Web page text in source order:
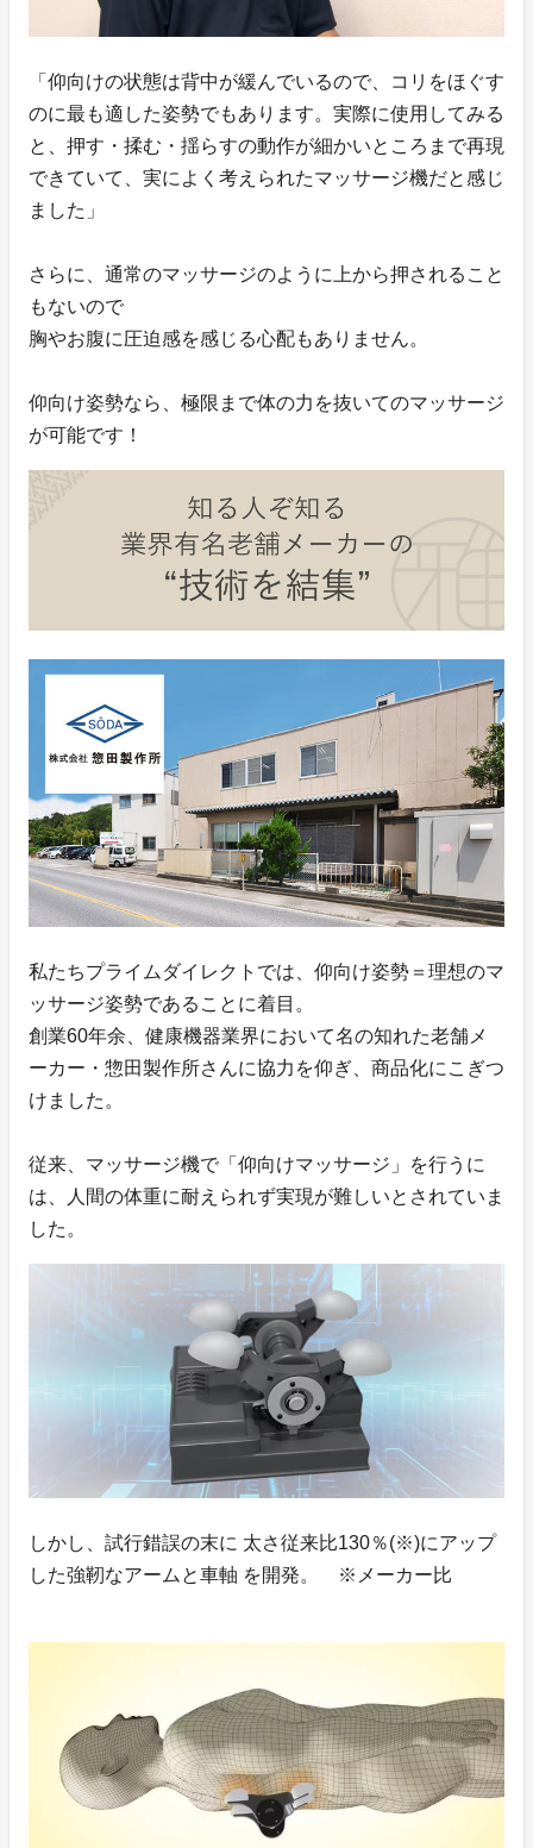
「仰向けの状態は背中が緩んでいるので、コリをほぐす
のに最も適した姿勢でもあります。実際に使用してみる
と、押す・揉む・揺らすの動作が細かいところまで再現
できていて、実によく考えられたマッサージ機だと感じ
ました」
さらに、通常のマッサージのように上から押されること
もないので
胸やお腹に圧迫感を感じる心配もありません。
仰向け姿勢なら、極限まで体の力を抜いてのマッサージ
が可能です！
私たちプライムダイレクトでは、仰向け姿勢＝理想のマ
ッサージ姿勢であることに着目。
創業60年余、健康機器業界において名の知れた老舗メ
ーカー・惣田製作所さんに協力を仰ぎ、商品化にこぎつ
けました。
従来、マッサージ機で「仰向けマッサージ」を行うに
は、人間の体重に耐えられず実現が難しいとされていま
した。
しかし、試行錯誤の末に 太さ従来比130％(※)にアップ
した強靭なアームと車軸 を開発。 ※メーカー比